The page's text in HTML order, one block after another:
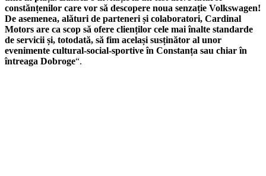
constănțenilor care vor să descopere noua senzație Volkswagen!
De asemenea, alături de parteneri și colaboratori, Cardinal
Motors are ca scop să ofere clienților cele mai înalte standarde
de servicii și, totodată, să fim același susținător al unor
evenimente cultural-social-sportive în Constanța sau chiar în
întreaga Dobroge“.